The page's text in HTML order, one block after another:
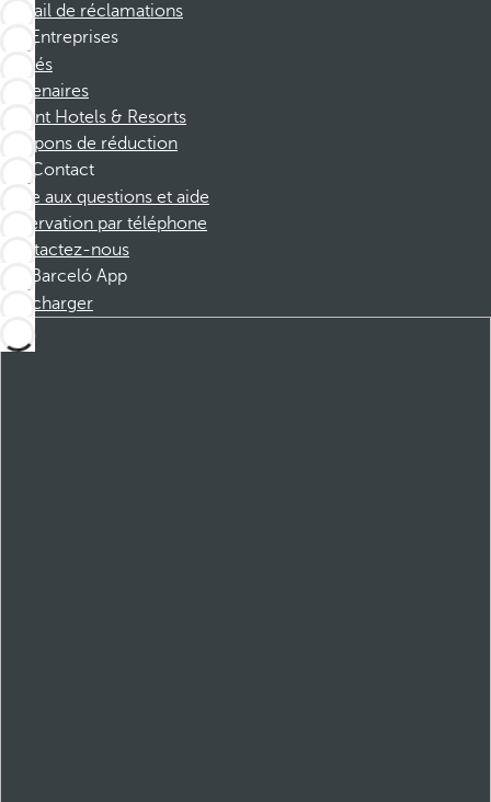
Portail de réclamations
Entreprises
Affiliés
Partenaires
Dorint Hotels & Resorts
Coupons de réduction
Contact
Foire aux questions et aide
Réservation par téléphone
Contactez-nous
Barceló App
Télécharger